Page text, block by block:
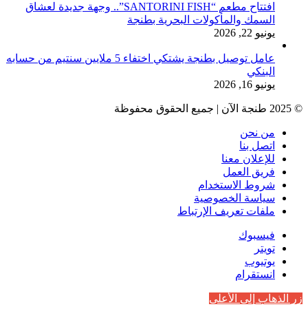
افتتاح مطعم “SANTORINI FISH”.. وجهة جديدة لعشاق
السمك والمأكولات البحرية بطنجة
يونيو 22, 2026
عامل توصيل بطنجة يشتكي اختفاء 5 ملايين سنتيم من حسابه
البنكي
يونيو 16, 2026
© 2025 طنجة الآن | جميع الحقوق محفوظة
من نحن
اتصل بنا
للإعلان معنا
فريق العمل
شروط الاستخدام
سياسة الخصوصية
ملفات تعريف الإرتباط
فيسبوك
تويتر
يوتيوب
انستقرام
زر الذهاب إلى الأعلى